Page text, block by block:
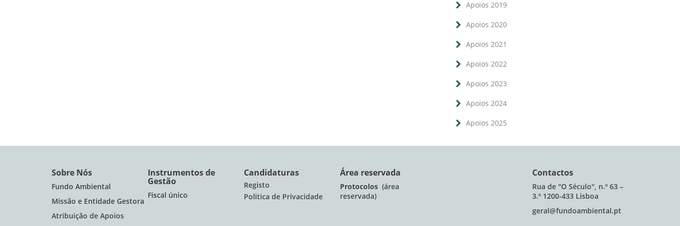
Apoios 2019
Apoios 2020
Apoios 2021
Apoios 2022
Apoios 2023
Apoios 2024
Apoios 2025
Sobre Nós
Fundo Ambiental
Missão e Entidade Gestora
Atribuição de Apoios
Instrumentos de
Gestão
Fiscal único
Candidaturas
Registo
Politica de Privacidade
Área reservada
Protocolos (área
reservada)
Contactos
Rua de "O Século", n.º 63 –
3.º 1200-433 Lisboa
geral@fundoambiental.pt